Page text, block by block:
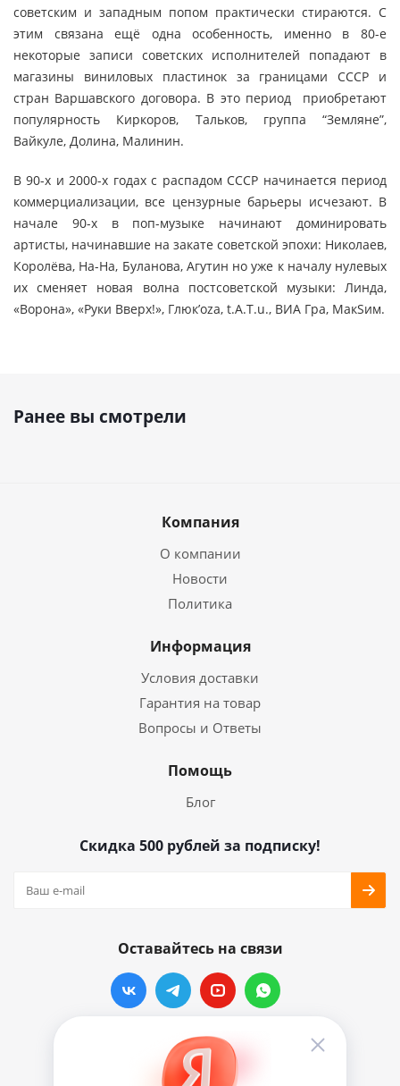
советским и западным попом практически стираются. С
этим связана ещё одна особенность, именно в 80-е
некоторые записи советских исполнителей попадают в
магазины виниловых пластинок за границами СССР и
стран Варшавского договора. В это период приобретают
популярность Киркоров, Тальков, группа “Земляне”,
Вайкуле, Долина, Малинин.
В 90-х и 2000-х годах с распадом СССР начинается период
коммерциализации, все цензурные барьеры исчезают. В
начале 90-х в поп-музыке начинают доминировать
артисты, начинавшие на закате советской эпохи: Николаев,
Королёва, На-На, Буланова, Агутин но уже к началу нулевых
их сменяет новая волна постсоветской музыки: Линда,
«Ворона», «Руки Вверх!», Глюк’ozа, t.A.T.u., ВИА Гра, МакSим.
Ранее вы смотрели
Компания
О компании
Новости
Политика
Информация
Условия доставки
Гарантия на товар
Вопросы и Ответы
Помощь
Блог
Скидка 500 рублей за подписку!
Оставайтесь на связи
Наши контакты
info@vinylmarkt.ru